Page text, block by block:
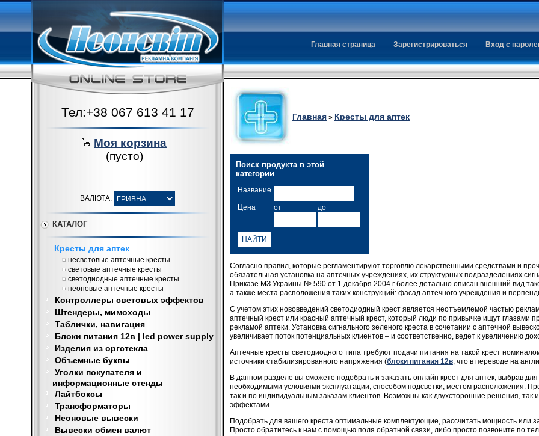
Главная страница Зарегистрироваться Вход с
Тел:+38 067 613 41 17
Моя корзина
(пусто)
ВАЛЮТА:
КАТАЛОГ
Кресты для аптек
несветовые аптечные кресты
световые аптечные кресты
светодиодные аптечные кресты
неоновые аптечные кресты
Контроллеры световых эффектов
Штендеры, мимоходы
Таблички, навигация
Блоки питания 12в | led power supply
Изделия из оргстекла
Объемные буквы
Уголки покупателя и
информационные стенды
Лайтбоксы
Трансформаторы
Неоновые вывески
Вывески обмен валют
Главная » Кресты для аптек
Поиск продукта в этой
категории
Название
Цена от до
Согласно правил, которые регламентируют торговлю лекарственными средствами и
обязательная установка на аптечных учреждениях, их структурных подразделениях
Приказе МЗ Украины № 590 от 1 декабря 2004 г более детально описан внешний вид
а также места расположения таких конструкций: фасад аптечного учреждения и
С учетом этих нововведений светодиодный крест является неотъемлемой частью
аптечный крест или красный аптечный крест, который люди по привычке ищут глазами
рекламой аптеки. Установка сигнального зеленого креста в сочетании с аптечной
увеличивает поток потенциальных клиентов – и соответственно, ведет к увеличению
Аптечные кресты светодиодного типа требуют подачи питания на такой крест
источники стабилизированного напряжения (блоки питания 12в, что в переводе на
В данном разделе вы сможете подобрать и заказать онлайн крест для аптек, выбрав
необходимыми условиями эксплуатации, способом подсветки, местом расположения.
так и по индивидуальным заказам клиентов. Возможны как двухсторонние решения,
эффектами.
Подобрать для вашего креста оптимальные комплектующие, рассчитать мощность или
Просто обратитесь к нам с помощью поля обратной связи, либо просто позвоните по